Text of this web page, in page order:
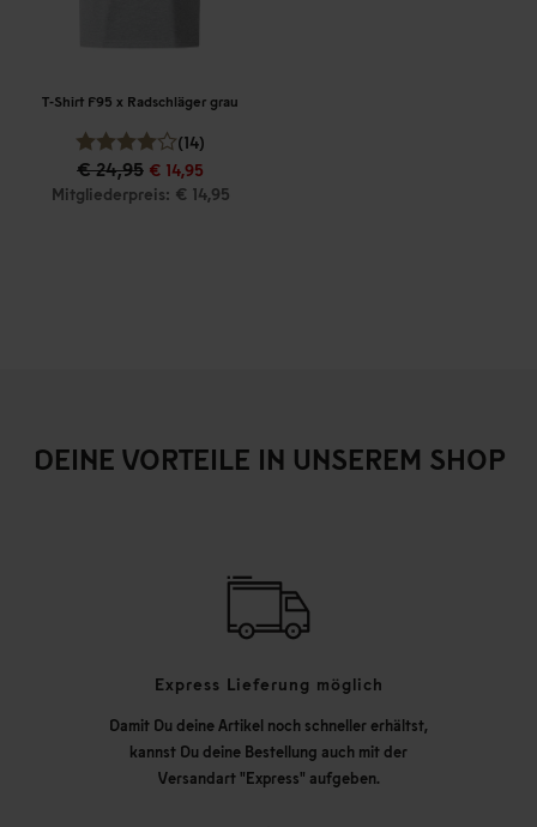
T-Shirt F95 x Radschläger grau
(14)
€ 24,95 € 14,95
Mitgliederpreis: € 14,95
DEINE VORTEILE IN UNSEREM SHOP
Express Lieferung möglich
Damit Du deine Artikel noch schneller erhältst,
kannst Du deine Bestellung auch mit der
Versandart "Express" aufgeben.